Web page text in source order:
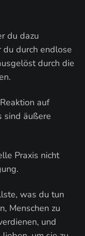
du dazu
durch endlose
durch die
auf
sind äußere
Praxis nicht
was du tun
Menschen zu
und